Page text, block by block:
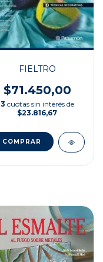
FIELTRO
$71.450,00
3 cuotas sin interés de
$23.816,67